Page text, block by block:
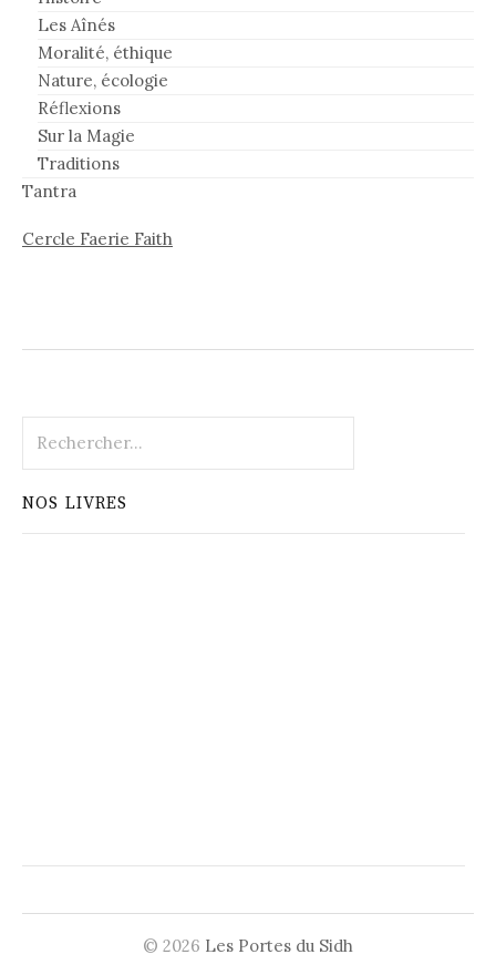
Les Aînés
Moralité, éthique
Nature, écologie
Réflexions
Sur la Magie
Traditions
Tantra
Cercle Faerie Faith
NOS LIVRES
© 2026 Les Portes du Sidh